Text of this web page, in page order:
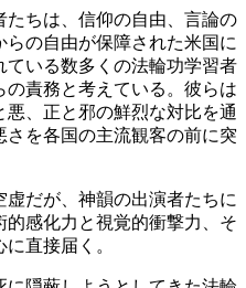
ちは、信仰の自由、言論の
の自由が保障された米国に
いる数多くの法輪功学習者
責務と考えている。彼らは
、正と邪の鮮烈な対比を通
さを各国の主流観客の前に突
だが、神韻の出演者たちに
感化力と視覚的衝撃力、そ
直接届く。